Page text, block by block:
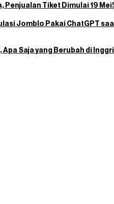
Penjualan Tiket Dimulai 19 Mei!
Jomblo Pakai ChatGPT
Apa Saja yang Berubah di